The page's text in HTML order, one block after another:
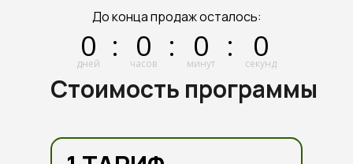
Стоимость программы
0
дней : 0
часов : 0
минут : 0
секунд
До конца продаж осталось: